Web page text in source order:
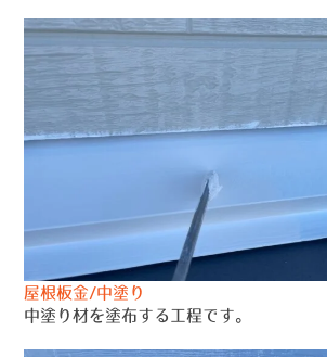
屋根板金/中塗り
中塗り材を塗布する工程です。